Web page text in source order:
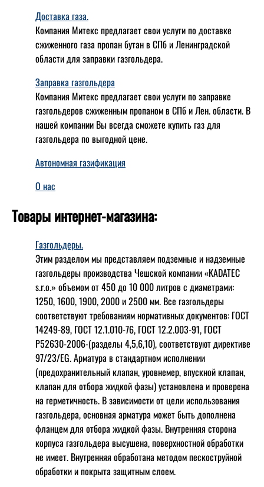
Доставка газа.
Компания Митекс предлагает свои услуги по доставке
сжиженного газа пропан бутан в СПб и Ленинградской
области для заправки газгольдера.
Заправка газгольдера
Компания Митекс предлагает свои услуги по заправке
газгольдеров сжиженным пропаном в СПб и Лен. области. В
нашей компании Вы всегда сможете купить газ для
газгольдера по выгодной цене.
Автономная газификация
О нас
Товары интернет-магазина:
Газгольдеры.
Этим разделом мы представляем подземные и надземные
газгольдеры производства Чешской компании «KADATEC
s.r.o.» объемом от 450 до 10 000 литров с диаметрами:
1250, 1600, 1900, 2000 и 2500 мм. Все газгольдеры
соответствуют требованиям нормативных документов: ГОСТ
14249-89, ГОСТ 12.1.010-76, ГОСТ 12.2.003-91, ГОСТ
Р52630-2006-(разделы 4,5,6,10), соответствуют директиве
97/23/EG. Арматура в стандартном исполнении
(предохранительный клапан, уровнемер, впускной клапан,
клапан для отбора жидкой фазы) установлена и проверена
на герметичность. В зависимости от цели использования
газгольдера, основная арматура может быть дополнена
фланцем для отбора жидкой фазы. Внутренняя сторона
корпуса газгольдера высушена, поверхностной обработки
не имеет. Внутренняя обработана методом пескоструйной
обработки и покрыта защитным слоем.